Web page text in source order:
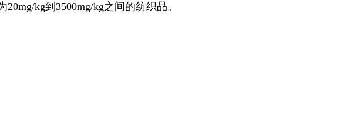
kg到3500mg/kg之间的纺织品。